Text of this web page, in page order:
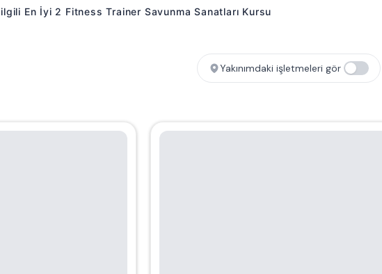
En İyi 2 Fitness Trainer Savunma Sanatları Kursu
Yakınımdaki işletmeleri gör